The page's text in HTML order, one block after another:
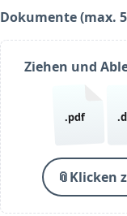
Dokumente (max.
(required)
Ziehen und
.pdf
📎Klicken